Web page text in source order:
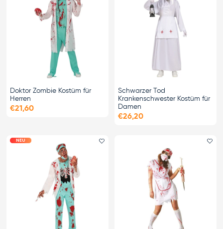
Doktor Zombie Kostüm für
Herren
€21,60
Schwarzer Tod
Krankenschwester Kostüm für
Damen
€26,20
NEU